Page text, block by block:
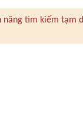
năng tìm kiếm